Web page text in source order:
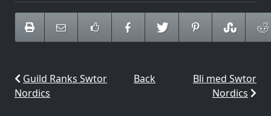
Guild Ranks Swtor
Nordics
Back
Bli med Swtor
Nordics